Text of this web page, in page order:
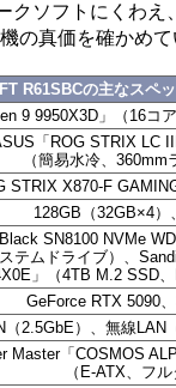
クソフトにくわ
の真価を確かめて
R61SBCの主なスペ
9 9950X3D」（16コ
「ROG STRIX LC
（簡易水冷、360mm
STRIX X870-F
128GB（32GB×4）
SN8100 NVMe
テムドライブ）、
」（4TB M.2 SSD
GeForce RTX 5090
（2.5GbE）、無線LAN
Master「COSMOS
（E-ATX、フル